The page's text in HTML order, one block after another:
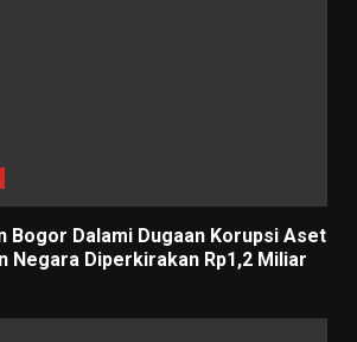
Bogor Dalami Dugaan Korupsi Aset
Negara Diperkirakan Rp1,2 Miliar